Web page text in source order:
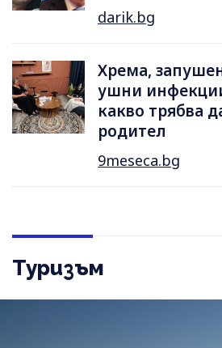
darik.bg
Хрема,
ушни
какво трябва
родител
9meseca.bg
Туризъм